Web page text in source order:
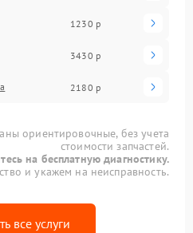
1230 р
3430 р
2180 р
ориентировочные, без учета
стоимости запчастей.
на бесплатную диагностику.
и укажем на неисправность.
все услуги